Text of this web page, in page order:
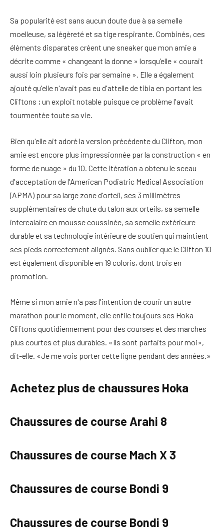
Sa popularité est sans aucun doute due à sa semelle
moelleuse, sa légèreté et sa tige respirante. Combinés, ces
éléments disparates créent une sneaker que mon amie a
décrite comme « changeant la donne » lorsqu’elle « courait
aussi loin plusieurs fois par semaine ». Elle a également
ajouté qu'elle n'avait pas eu d'attelle de tibia en portant les
Cliftons ; un exploit notable puisque ce problème l'avait
tourmentée toute sa vie.
Bien qu'elle ait adoré la version précédente du Clifton, mon
amie est encore plus impressionnée par la construction « en
forme de nuage » du 10. Cette itération a obtenu le sceau
d'acceptation de l'American Podiatric Medical Association
(APMA) pour sa large zone d'orteil, ses 3 millimètres
supplémentaires de chute du talon aux orteils, sa semelle
intercalaire en mousse coussinée, sa semelle extérieure
durable et sa technologie intérieure de soutien qui maintient
ses pieds correctement alignés. Sans oublier que le Clifton 10
est également disponible en 19 coloris, dont trois en
promotion.
Même si mon amie n'a pas l'intention de courir un autre
marathon pour le moment, elle enfile toujours ses Hoka
Cliftons quotidiennement pour des courses et des marches
plus courtes et plus durables. «Ils sont parfaits pour moi»,
dit-elle. «Je me vois porter cette ligne pendant des années.»
Achetez plus de chaussures Hoka
Chaussures de course Arahi 8
Chaussures de course Mach X 3
Chaussures de course Bondi 9
Chaussures de course Bondi 9